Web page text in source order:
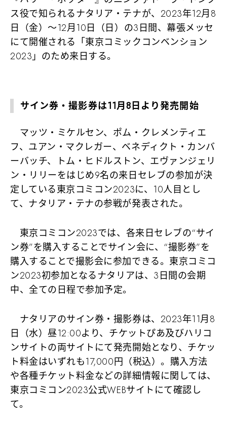
ス役で知られるナタリア・テナが、2023年12月8
日（金）～12月10日（日）の3日間、幕張メッセ
にて開催される「東京コミックコンベンション
2023」のため来日する。
サイン券・撮影券は11月8日より発売開始
マッツ・ミケルセン、ポム・クレメンティエ
フ、ユアン・マクレガー、ベネディクト・カンバ
ーバッチ、トム・ヒドルストン、エヴァンジェリ
ン・リリーをはじめ9名の来日セレブの参加が決
定している東京コミコン2023に、10人目とし
て、ナタリア・テナの参戦が発表された。
東京コミコン2023では、各来日セレブの“サイ
ン券”を購入することでサイン会に、“撮影券”を
購入することで撮影会に参加できる。東京コミコ
ン2023初参加となるナタリアは、3日間の会期
中、全ての日程で参加予定。
ナタリアのサイン券・撮影券は、2023年11月8
日（水）昼12:00より、チケットぴあ及びハリコ
ンサイトの両サイトにて発売開始となり、チケッ
ト料金はいずれも17,000円（税込）。購入方法
や各種チケット料金などの詳細情報に関しては、
東京コミコン2023公式WEBサイトにて確認し
て。